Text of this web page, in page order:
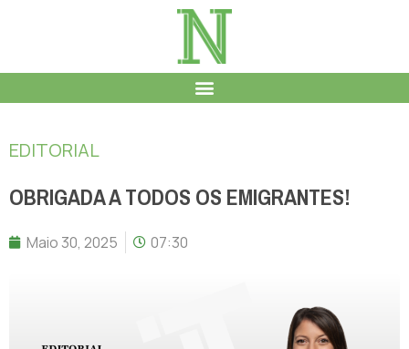
EDITORIAL
OBRIGADA A TODOS OS EMIGRANTES!
Maio 30, 2025 07:30